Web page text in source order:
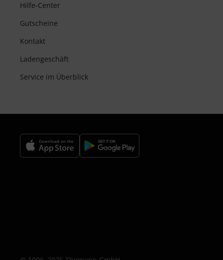
Hilfe-Center
Gutscheine
Kontakt
Ladengeschäft
Service im Überblick